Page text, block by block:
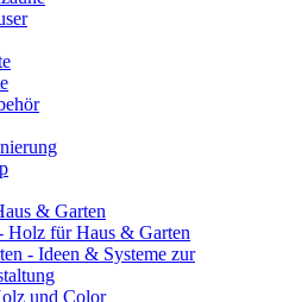
& Garten
Holz für Haus & Garten
- Ideen & Systeme zur
und Color